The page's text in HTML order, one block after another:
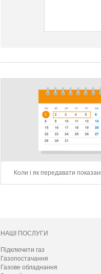
Коли і як передавати
НАШІ ПОСЛУГИ
Підключити газ
Газопостачання
Газове обладнання